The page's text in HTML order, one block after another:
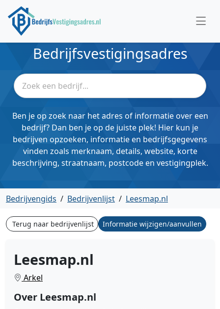
Bedrijfsvestigingsadres
Ben je op zoek naar het adres of informatie over een
bedrijf? Dan ben je op de juiste plek! Hier kun je
bedrijven opzoeken, informatie en bedrijfsgegevens
vinden zoals merknaam, details, website, korte
beschrijving, straatnaam, postcode en vestigingplek.
Bedrijvengids / Bedrijvenlijst / Leesmap.nl
Terug naar bedrijvenlijst Informatie wijzigen/aanvullen
Leesmap.nl
Arkel
Over Leesmap.nl